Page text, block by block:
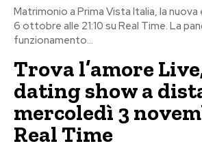
Matrimonio a Prima Vista Italia, la
6 ottobre alle 21:10 su Real Time. La
funzionamento...
Trova l’amore
dating show a
mercoledì 3
Real Time